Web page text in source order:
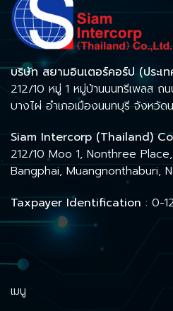
บริษัท สยามอินเตอร์คอร์ป (ประเ
212/10 หมู่ 1 หมู่บ้านนนทรีเพลส ถ
บางไผ่ อำเภอเมืองนนทบุรี จังหวัด
Siam Intercorp (Thailand)
212/10 Moo 1, Nonthree
Bangphai, Muangnonthaburi,
Taxpayer Identification : 0-
เมนู